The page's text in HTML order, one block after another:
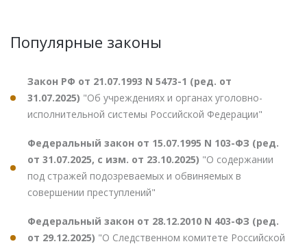
Популярные законы
Закон РФ от 21.07.1993 N 5473-1 (ред. от
31.07.2025) "Об учреждениях и органах уголовно-
исполнительной системы Российской Федерации"
Федеральный закон от 15.07.1995 N 103-ФЗ (ред.
от 31.07.2025, с изм. от 23.10.2025) "О содержании
под стражей подозреваемых и обвиняемых в
совершении преступлений"
Федеральный закон от 28.12.2010 N 403-ФЗ (ред.
от 29.12.2025) "О Следственном комитете Российской